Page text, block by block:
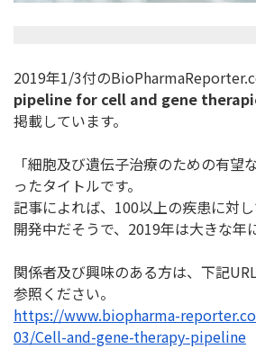
2019年1/3付のBioPharmaReporter.
pipeline for cell and gene
掲載しています。
「細胞及び遺伝子治療のための有望
ったタイトルです。
記事によれば、100以上の疾患に対
開発中だそうで、2019年は大きな年
関係者及び興味のある方は、下記
参照く ださい。
https://www.biopharma-
03/Cell-and-gene-therapy-pipeline